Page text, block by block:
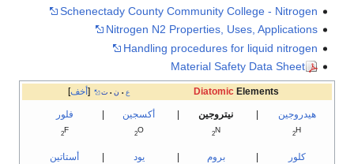
Schenectady County Community College - Nitrogen
Nitrogen N2 Properties, Uses, Applications
Handling procedures for liquid nitrogen
Material Safety Data Sheet
أخف ع • ن • ت DiatomicElements
هيدروجين
H
2
نيتروجين
N
2
أكسجين
O
2
فلور
F
2
كلور بروم يود أستاتين